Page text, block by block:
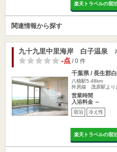
楽天トラベルの宿
関連情報から探す
九十九里中里海岸 白子温泉
-点/ 0 件
千葉県 / 長生郡
八積駅5.48km
外房線 茂原駅より
営業時間
入浴料金 ～
宿泊 冷え性
楽天トラベルの宿